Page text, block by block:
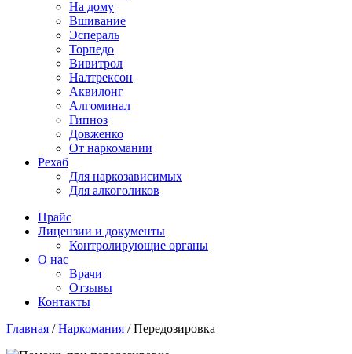
На дому
Вшивание
Эспераль
Торпедо
Вивитрол
Налтрексон
Аквилонг
Алгоминал
Гипноз
Довженко
От наркомании
Рехаб
Для наркозависимых
Для алкоголиков
Прайс
Лицензии и документы
Контролирующие органы
О нас
Врачи
Отзывы
Контакты
Главная /Наркомания /Передозировка